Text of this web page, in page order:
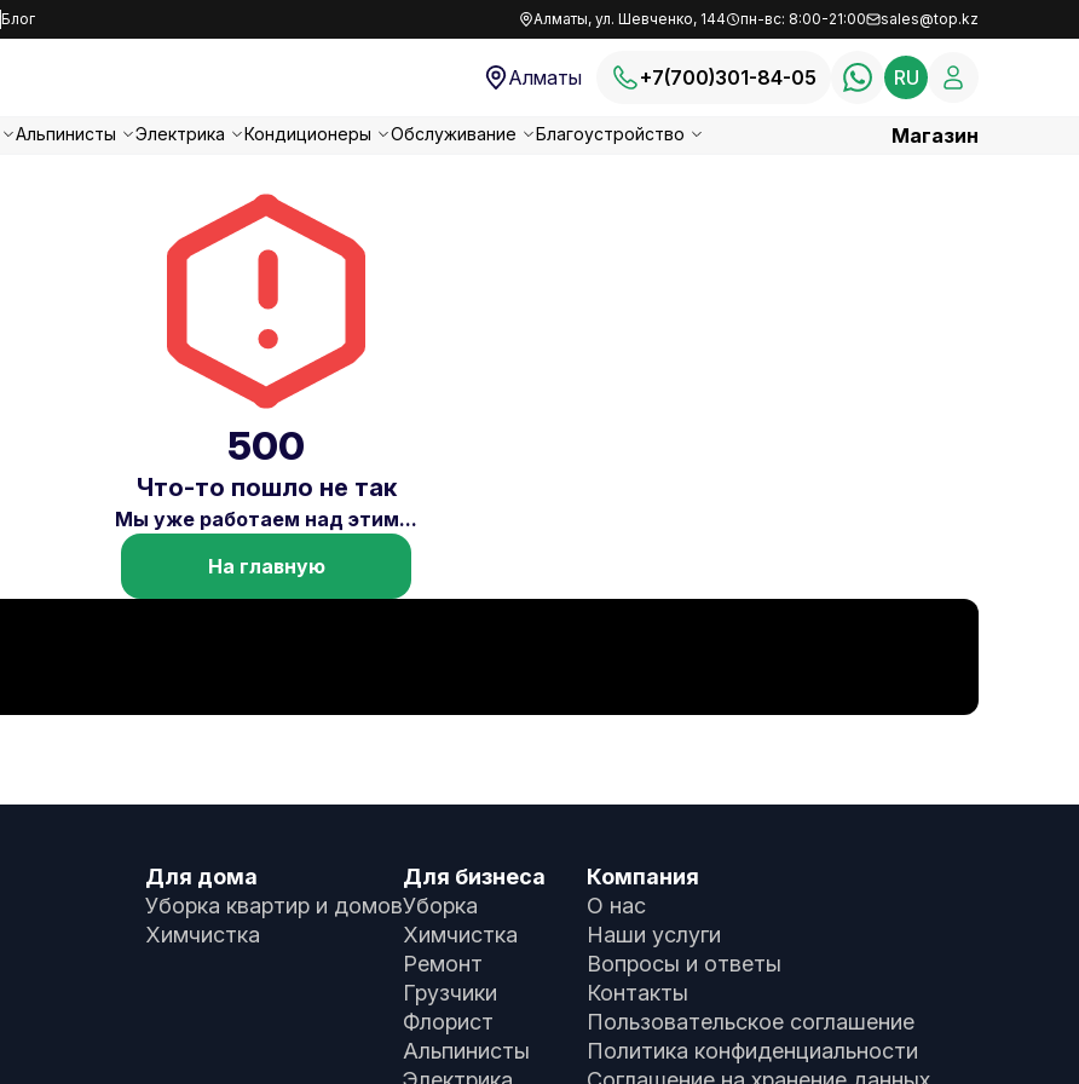
Блог Алматы, ул. Шевченко, 144 пн-вс: 8:00-21:00 sales@top.kz
Алматы +7(700)301-84-05 RU
Альпинисты Электрика Кондиционеры Обслуживание Благоустройство Магазин
500
Что-то пошло не так
Мы уже работаем над этим...
На главную
Для дома
Уборка квартир и домов
Химчистка
Для бизнеса
Уборка
Химчистка
Ремонт
Грузчики
Флорист
Альпинисты
Компания
О нас
Наши услуги
Вопросы и ответы
Контакты
Пользовательское соглашение
Политика конфиденциальности